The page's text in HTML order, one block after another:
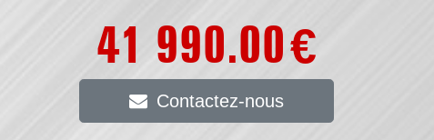
41 990.00€
Contactez-nous